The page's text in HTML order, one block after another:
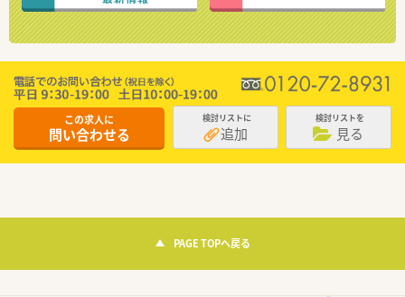
この求人に
問い合わせる
検討リストに
追加
検討リストを
見る
PAGE TOPへ戻る